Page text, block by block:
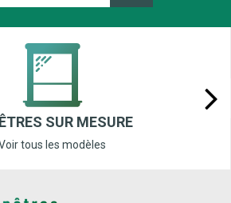
SUR MESURE
tous les modèles